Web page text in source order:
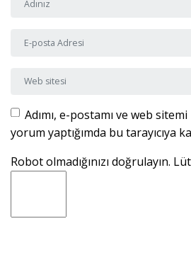
E-posta Adresi
Web sitesi
Adımı, e-postamı ve web
yorum yaptığımda bu tarayıcıya
Robot olmadığınızı doğrulayın.